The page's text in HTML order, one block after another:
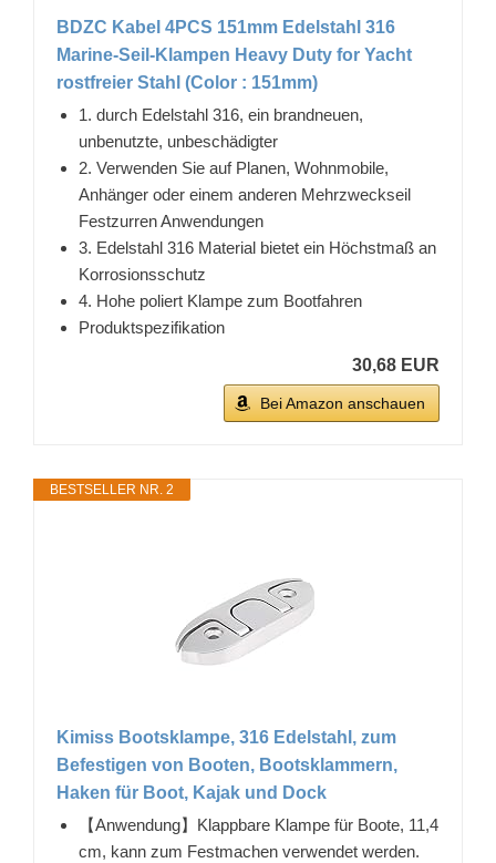
BDZC Kabel 4PCS 151mm Edelstahl 316
Marine-Seil-Klampen Heavy Duty for Yacht
rostfreier Stahl (Color : 151mm)
1. durch Edelstahl 316, ein brandneuen,
unbenutzte, unbeschädigter
2. Verwenden Sie auf Planen, Wohnmobile,
Anhänger oder einem anderen Mehrzweckseil
Festzurren Anwendungen
3. Edelstahl 316 Material bietet ein Höchstmaß an
Korrosionsschutz
4. Hohe poliert Klampe zum Bootfahren
Produktspezifikation
30,68 EUR
Bei Amazon anschauen
BESTSELLER NR. 2
Kimiss Bootsklampe, 316 Edelstahl, zum
Befestigen von Booten, Bootsklammern,
Haken für Boot, Kajak und Dock
【Anwendung】Klappbare Klampe für Boote, 11,4
cm, kann zum Festmachen verwendet werden.